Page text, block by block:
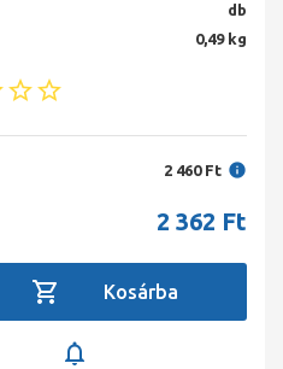
db
0,49 kg
2 460 Ft
2 362 Ft